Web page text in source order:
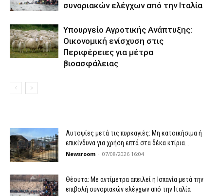
συνοριακών ελέγχων από την Ιταλία
Υπουργείο Αγροτικής Ανάπτυξης:
Οικονομική ενίσχυση στις
Περιφέρειες για μέτρα
βιοασφάλειας
Αυτοψίες μετά τις πυρκαγιές: Μη κατοικήσιμα ή
επικίνδυνα για χρήση επτά στα δέκα κτίρια...
Newsroom - 07/08/2026 16:04
Θέουτα: Με αντίμετρα απειλεί η Ισπανία μετά την
επιβολή συνοριακών ελέγχων από την Ιταλία